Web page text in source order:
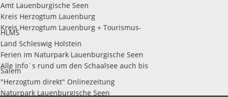
Amt Lauenburgische Seen
Kreis Herzogtum Lauenburg
Kreis Herzogtum Lauenburg + Tourismus-
HLMS
Land Schleswig Holstein
Ferien im Naturpark Lauenburgische Seen
Alle Info`s rund um den Schaalsee auch bis
Salem
"Herzogtum direkt" Onlinezeitung
Naturpark Lauenburgische Seen